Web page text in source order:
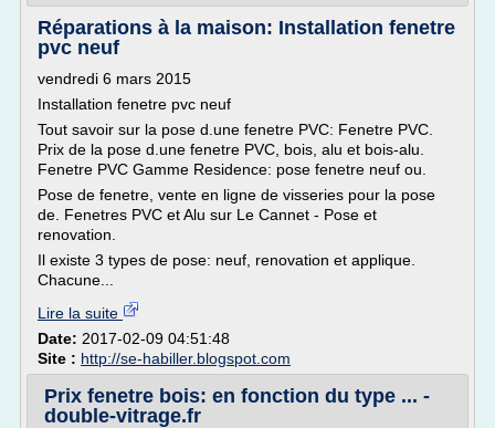
Réparations à la maison: Installation fenetre
pvc neuf
vendredi 6 mars 2015
Installation fenetre pvc neuf
Tout savoir sur la pose d.une fenetre PVC: Fenetre PVC.
Prix de la pose d.une fenetre PVC, bois, alu et bois-alu.
Fenetre PVC Gamme Residence: pose fenetre neuf ou.
Pose de fenetre, vente en ligne de visseries pour la pose
de. Fenetres PVC et Alu sur Le Cannet - Pose et
renovation.
Il existe 3 types de pose: neuf, renovation et applique.
Chacune...
Lire la suite
Date: 2017-02-09 04:51:48
Site : http://se-habiller.blogspot.com
Prix fenetre bois: en fonction du type ... -
double-vitrage.fr